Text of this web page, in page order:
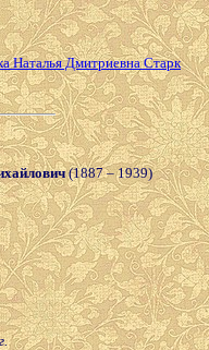
(1887 – 1939)